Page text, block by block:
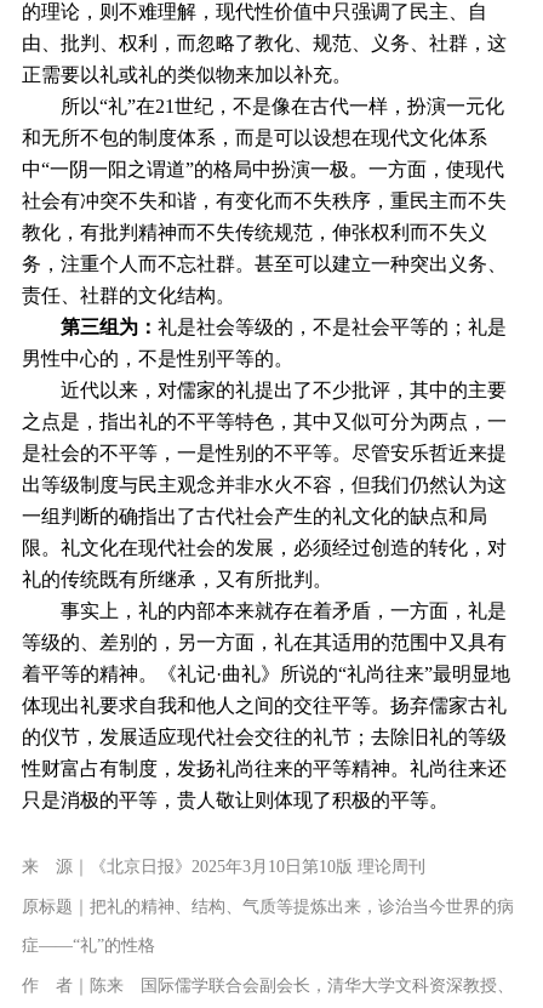
的理论，则不难理解，现代性价值中只强调了民主、自
由、批判、权利，而忽略了教化、规范、义务、社群，这
正需要以礼或礼的类似物来加以补充。
所以“礼”在21世纪，不是像在古代一样，扮演一元化
和无所不包的制度体系，而是可以设想在现代文化体系
中“一阴一阳之谓道”的格局中扮演一极。一方面，使现代
社会有冲突不失和谐，有变化而不失秩序，重民主而不失
教化，有批判精神而不失传统规范，伸张权利而不失义
务，注重个人而不忘社群。甚至可以建立一种突出义务、
责任、社群的文化结构。
第三组为： 礼是社会等级的，不是社会平等的；礼是
男性中心的，不是性别平等的。
近代以来，对儒家的礼提出了不少批评，其中的主要
之点是，指出礼的不平等特色，其中又似可分为两点，一
是社会的不平等，一是性别的不平等。尽管安乐哲近来提
出等级制度与民主观念并非水火不容，但我们仍然认为这
一组判断的确指出了古代社会产生的礼文化的缺点和局
限。礼文化在现代社会的发展，必须经过创造的转化，对
礼的传统既有所继承，又有所批判。
事实上，礼的内部本来就存在着矛盾，一方面，礼是
等级的、差别的，另一方面，礼在其适用的范围中又具有
着平等的精神。《礼记·曲礼》所说的“礼尚往来”最明显地
体现出礼要求自我和他人之间的交往平等。扬弃儒家古礼
的仪节，发展适应现代社会交往的礼节；去除旧礼的等级
性财富占有制度，发扬礼尚往来的平等精神。礼尚往来还
只是消极的平等，贵人敬让则体现了积极的平等。
来 源｜《北京日报》2025年3月10日第10版 理论周刊
原标题｜把礼的精神、结构、气质等提炼出来，诊治当今世界的病
症——“礼”的性格
作 者｜陈来 国际儒学联合会副会长，清华大学文科资深教授、